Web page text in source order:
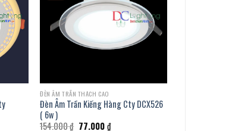
ĐÈN ÂM TRẦN THẠCH CAO
Đèn Âm Trần Kiếng Hàng Cty DCX526
( 6w )
154.000₫ Giá
77.000₫Giá